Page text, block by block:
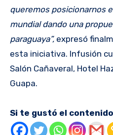
queremos posicionarnos
mundial dando una
paraguaya”, expresó
esta iniciativa. Infusión
Salón Cañaveral, Hotel
Guapa.
Si te gustó el